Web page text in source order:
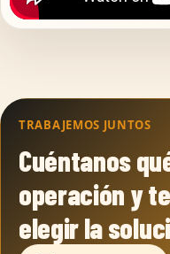
TRABAJEMOS JUNTOS
Cuéntanos
operación y
elegir la